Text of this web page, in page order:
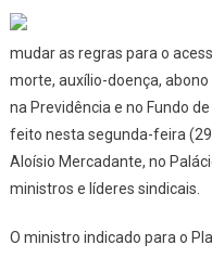
mudar as regras para o
morte, auxílio-doença,
na Previdência e no Fundo
feito nesta segunda-feira
Aloísio Mercadante, no
ministros e líderes sindicais.
O ministro indicado para o